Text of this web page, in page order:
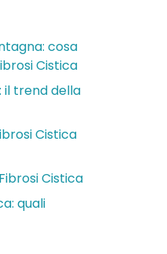
cosa
Cistica
il trend della
Cistica
Cistica
quali